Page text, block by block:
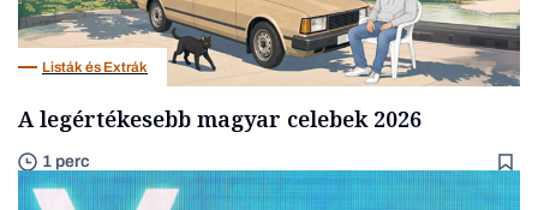
Listák és Extrák
A legértékesebb magyar celebek 2026
1 perc